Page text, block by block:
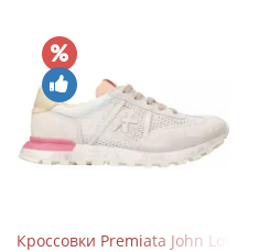
Кроссовки Premiata John Low